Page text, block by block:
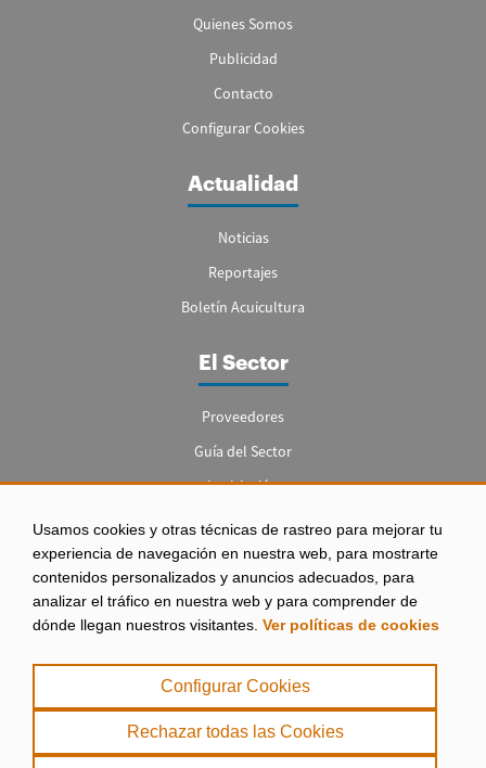
Usamos cookies y otras técnicas de rastreo para mejorar tu
experiencia de navegación en nuestra web, para mostrarte
contenidos personalizados y anuncios adecuados, para
analizar el tráfico en nuestra web y para comprender de
dónde llegan nuestros visitantes. Ver políticas de cookies
Configurar Cookies
Rechazar todas las Cookies
Quienes Somos
Publicidad
Contacto
Configurar Cookies
Actualidad
Noticias
Reportajes
Boletín Acuicultura
El Sector
Proveedores
Guía del Sector
Legislación
Empleo
Aviso legal
|
Política de Privacidad
|